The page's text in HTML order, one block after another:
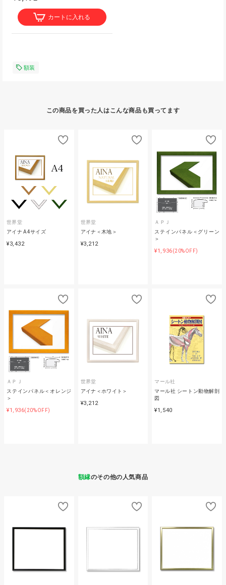
カートに入れる
額装
この商品を買った人はこんな商品も買ってます
世界堂
アイナ A4サイズ
¥3,432
世界堂
アイナ＜木地＞
¥3,212
ＡＰＪ
ステインパネル＜グリーン
＞
¥1,936(20%OFF)
ＡＰＪ
ステインパネル＜オレンジ
＞
¥1,936(20%OFF)
世界堂
アイナ＜ホワイト＞
¥3,212
マール社
マール社 シートン動物解剖
図
¥1,540
額縁のその他の人気商品